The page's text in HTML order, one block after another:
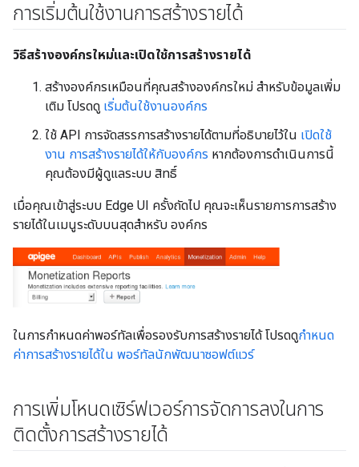
การเริ่มต้นใช้งานการสร้างรายได้
วิธีสร้างองค์กรใหม่และเปิดใช้การสร้างรายได้
สร้างองค์กรเหมือนที่คุณสร้างองค์กรใหม่ สำหรับข้อมูลเพิ่ม
เติม โปรดดู เริ่มต้นใช้งานองค์กร
ใช้ API การจัดสรรการสร้างรายได้ตามที่อธิบายไว้ใน เปิดใช้
งาน การสร้างรายได้ให้กับองค์กร หากต้องการดำเนินการนี้
คุณต้องมีผู้ดูแลระบบ สิทธิ์
เมื่อคุณเข้าสู่ระบบ Edge UI ครั้งถัดไป คุณจะเห็นรายการการสร้าง
รายได้ในเมนูระดับบนสุดสำหรับ องค์กร
ในการกำหนดค่าพอร์ทัลเพื่อรองรับการสร้างรายได้ โปรดดูกำหนด
ค่าการสร้างรายได้ใน พอร์ทัลนักพัฒนาซอฟต์แวร์
การเพิ่มโหนดเซิร์ฟเวอร์การจัดการลงในการ
ติดตั้งการสร้างรายได้